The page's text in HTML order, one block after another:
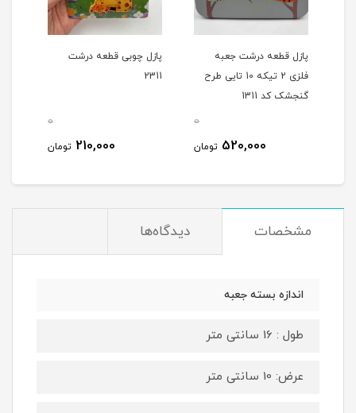
پازل قطعه درشت جعبه
فلزی 2 تیکه 10 تایی طرح
گنجشک کد 1311
0
520,000 تومان
پازل چوبی قطعه درشت
2311
0
210,000 تومان
مشخصات دیدگاه‌ها
اندازه بسته جعبه
طول : 16 سانتی متر
عرض: 10 سانتی متر